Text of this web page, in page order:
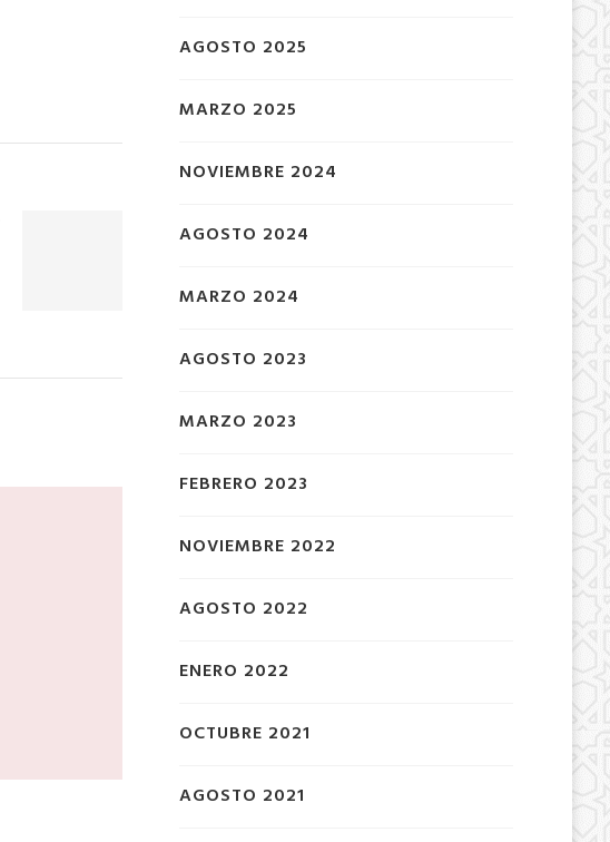
AGOSTO 2025
MARZO 2025
NOVIEMBRE 2024
AGOSTO 2024
MARZO 2024
AGOSTO 2023
MARZO 2023
FEBRERO 2023
NOVIEMBRE 2022
AGOSTO 2022
ENERO 2022
OCTUBRE 2021
AGOSTO 2021